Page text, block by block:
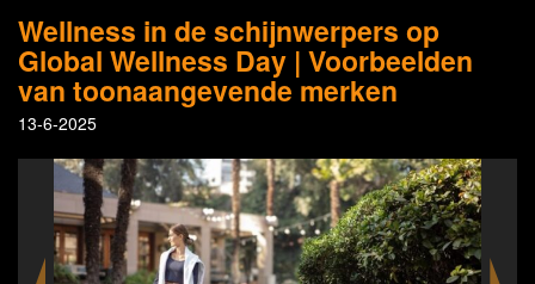
Wellness in de schijnwerpers op
Global Wellness Day | Voorbeelden
van toonaangevende merken
13-6-2025